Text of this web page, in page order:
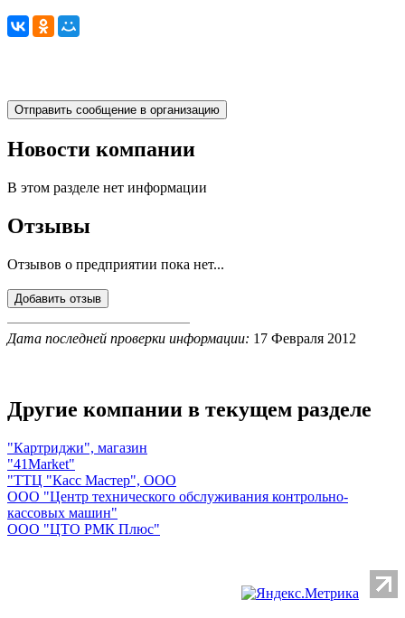
Новости компании
В этом разделе нет информации
Отзывы
Отзывов о предприятии пока нет...
Дата последней проверки информации: 17 Февраля 2012
Другие компании в текущем разделе
"Картриджи", магазин
"41Мarket"
"ТТЦ "Касс Мастер", ООО
ООО "Центр технического обслуживания контрольно-
кассовых машин"
ООО "ЦТО РМК Плюс"